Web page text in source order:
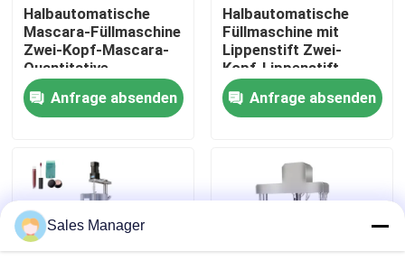
Qualitätskontrolle
Referenzen
Automatische Lipgloss-Füllmaschine
Mascarafüllmaschine
Halbautomatische
Mascara-Füllmaschine
Zwei-Kopf-Mascara-
Quantitative-
Füllmaschine
Anfrage absenden
Halbautomatische
Füllmaschine mit
Lippenstift Zwei-
Kopf-Lippenstift
Quantitative
Füllmaschine
Anfrage absenden
Sales Manager